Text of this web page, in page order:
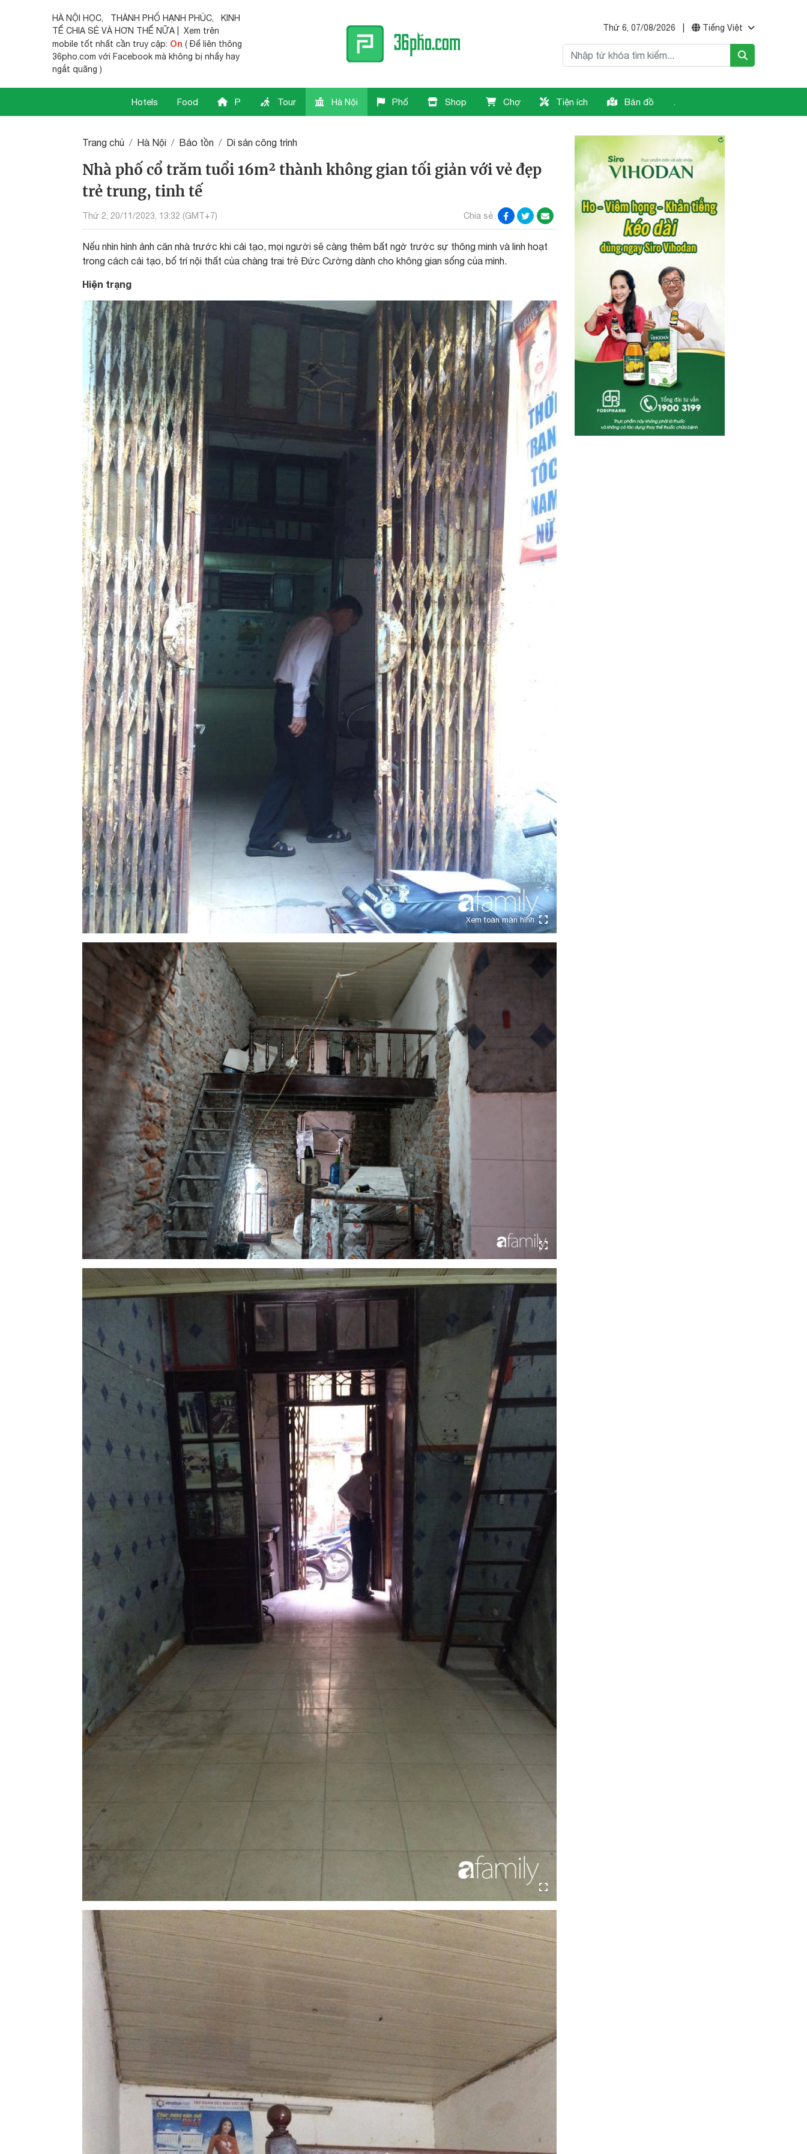
HÀ NỘI HỌC, THÀNH PHỐ HẠNH PHÚC,
KINH
TẾ CHIA SẺ VÀ HƠN THẾ NỮA | Xem trên
mobile tốt nhất cần truy cập: On ( Để liên thông
36pho.com với Facebook mà không bị nhẩy hay
ngắt quãng )
Thứ 6, 07/08/2026 Tiếng Việt
Hotels Food P Tour Hà Nội Phố Shop Chợ Tiện ích Bản đồ .
Trang chủ Hà Nội Bảo tồn Di sản công trình
Nhà phố cổ trăm tuổi 16m² thành không gian tối giản với vẻ đẹp
trẻ trung, tinh tế
Thứ 2, 20/11/2023, 13:32 (GMT+7) Chia sẻ
Nếu nhìn hình ảnh căn nhà trước khi cải tạo, mọi người sẽ càng thêm bất ngờ trước sự thông minh và linh hoạt
trong cách cải tạo, bố trí nội thất của chàng trai trẻ Đức Cường dành cho không gian sống của mình.
Hiện trạng
Xem toàn màn hình